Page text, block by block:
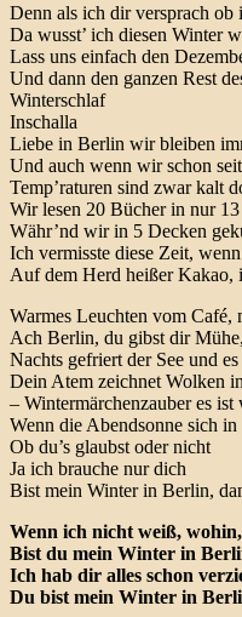
Denn als ich dir versprach ob
Da wusst’ ich diesen Winter
Lass uns einfach den
Und dann den ganzen Rest
Winterschlaf
Inschalla
Liebe in Berlin wir bleiben
Und auch wenn wir schon
Temp’raturen sind zwar kalt
Wir lesen 20 Bücher in nur 13
Währ’nd wir in 5 Decken
Ich vermisste diese Zeit,
Auf dem Herd heißer Kakao,
Warmes Leuchten vom Café,
Ach Berlin, du gibst dir
Nachts gefriert der See und
Dein Atem zeichnet Wolken
– Wintermärchenzauber es
Wenn die Abendsonne sich
Ob du’s glaubst oder nicht
Ja ich brauche nur dich
Bist mein Winter in Berlin,
Wenn ich nicht weiß,
Bist du mein Winter in
Ich hab dir alles schon
Du bist mein Winter in